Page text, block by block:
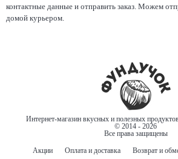
контактные данные и отправить заказ. Можем
домой курьером.
Интернет-магазин вкусных и полезных
© 2014 - 2026
Все права защищены
Акции
Оплата и доставка Возврат и